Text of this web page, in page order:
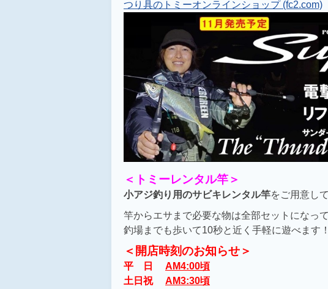
つり具のトミーオンラインショップ (fc2.com)
＜トミーレンタル竿＞
小アジ釣り用のサビキレンタル竿をご用意し
竿からエサまで必要な物は全部セットになっ
釣場までも歩いて10秒と近く手軽に遊べます！
＜開店時刻のお知らせ＞
平 日 AM4:00頃
土日祝 AM3:30頃